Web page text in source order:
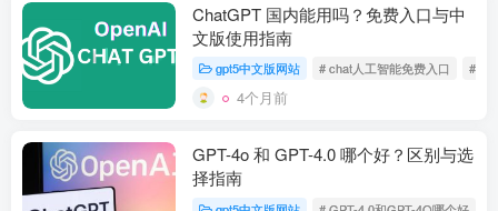
ChatGPT 国内能用吗？免费入口与中
文版使用指南
gpt5中文版网站 # chat人工智能免费入口 #
4个月前
GPT-4o 和 GPT-4.0 哪个好？区别与选
择指南